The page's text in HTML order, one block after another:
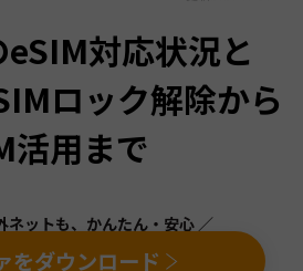
対応状況と
ロック解除から
活用まで
ネットも、かんたん・安心 ／
をダウンロード